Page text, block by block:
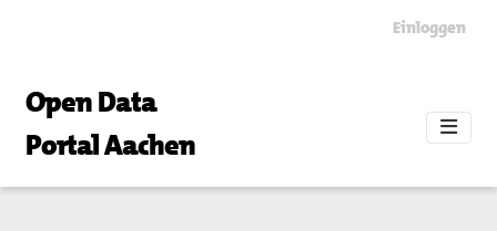
Einloggen
Open Data
Portal Aachen